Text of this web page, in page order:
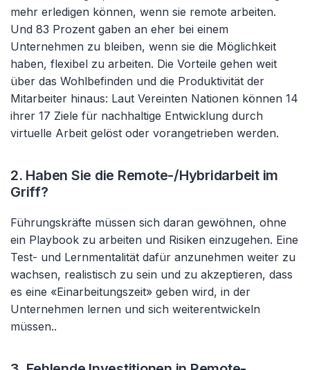
mehr erledigen können, wenn sie remote arbeiten.
Und 83 Prozent gaben an eher bei einem
Unternehmen zu bleiben, wenn sie die Möglichkeit
haben, flexibel zu arbeiten. Die Vorteile gehen weit
über das Wohlbefinden und die Produktivität der
Mitarbeiter hinaus: Laut Vereinten Nationen können 14
ihrer 17 Ziele für nachhaltige Entwicklung durch
virtuelle Arbeit gelöst oder vorangetrieben werden.
2. Haben Sie die Remote-/Hybridarbeit im
Griff?
Führungskräfte müssen sich daran gewöhnen, ohne
ein Playbook zu arbeiten und Risiken einzugehen. Eine
Test- und Lernmentalität dafür anzunehmen weiter zu
wachsen, realistisch zu sein und zu akzeptieren, dass
es eine «Einarbeitungszeit» geben wird, in der
Unternehmen lernen und sich weiterentwickeln
müssen..